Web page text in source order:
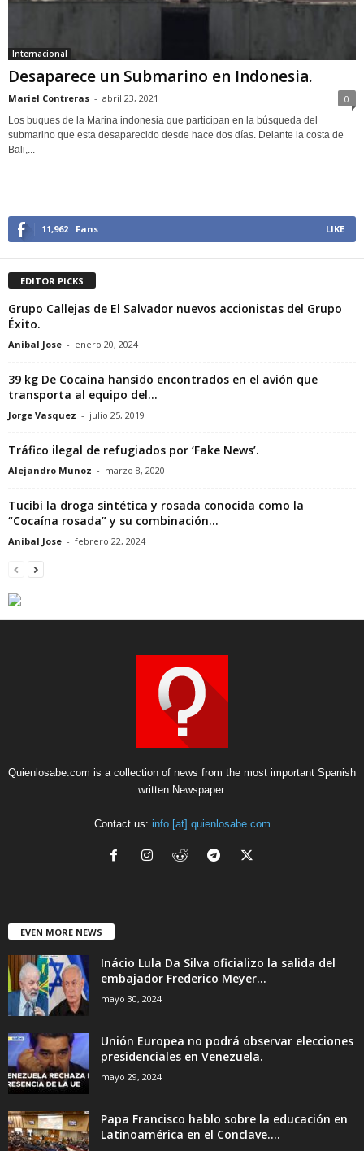
Internacional
Desaparece un Submarino en Indonesia.
Mariel Contreras - abril 23, 2021 0
Los buques de la Marina indonesia que participan en la búsqueda del
submarino que esta desaparecido desde hace dos días. Delante la costa de
Bali,...
11,962 Fans LIKE
EDITOR PICKS
Grupo Callejas de El Salvador nuevos accionistas del Grupo
Éxito.
Anibal Jose - enero 20, 2024
39 kg De Cocaina hansido encontrados en el avión que
transporta al equipo del...
Jorge Vasquez - julio 25, 2019
Tráfico ilegal de refugiados por ‘Fake News’.
Alejandro Munoz - marzo 8, 2020
Tucibi la droga sintética y rosada conocida como la
“Cocaína rosada” y su combinación...
Anibal Jose - febrero 22, 2024
Quienlosabe.com is a collection of news from the most important Spanish
written Newspaper.
Contact us: info [at] quienlosabe.com
EVEN MORE NEWS
Inácio Lula Da Silva oficializo la salida del
embajador Frederico Meyer...
mayo 30, 2024
Unión Europea no podrá observar elecciones
presidenciales en Venezuela.
mayo 29, 2024
Papa Francisco hablo sobre la educación en
Latinoamérica en el Conclave....